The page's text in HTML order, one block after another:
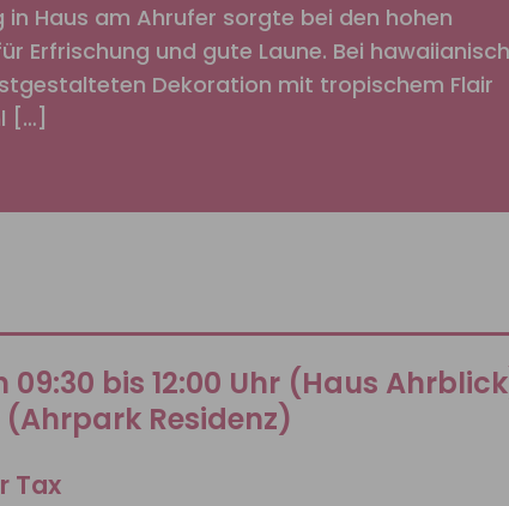
Haus am Ahrufer sorgte bei den hohen
Erfrischung und gute Laune. Bei
Dekoration mit tropischem Flair
[…]
09:30 bis 12:00 Uhr (Haus
(Ahrpark Residenz)
Tax